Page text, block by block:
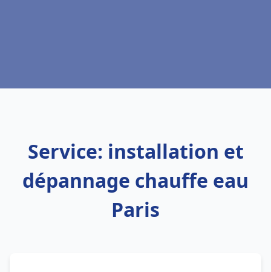
Service: installation et
dépannage chauffe eau
Paris